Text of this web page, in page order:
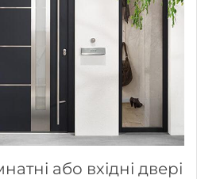
або вхідні двері